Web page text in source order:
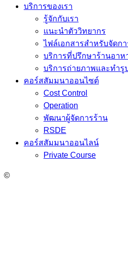
บริการของเรา
รู้จักกับเรา
แนะนำตัววิทยากร
ไฟล์เอกสารสำหรับจัดก
บริการที่ปรึกษาร้านอาห
บริการถ่ายภาพและทำรู
คอร์สสัมมนาออนไซต์
Cost Control
Operation
พัฒนาผู้จัดการร้าน
RSDE
คอร์สสัมมนาออนไลน์
Private Course
©